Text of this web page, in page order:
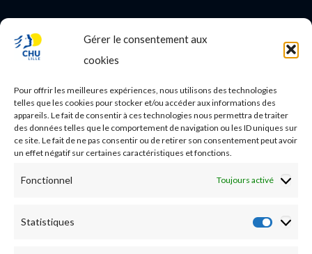
Gérer le consentement aux
cookies
Pour offrir les meilleures expériences, nous utilisons des technologies
telles que les cookies pour stocker et/ou accéder aux informations des
appareils. Le fait de consentir à ces technologies nous permettra de traiter
des données telles que le comportement de navigation ou les ID uniques sur
ce site. Le fait de ne pas consentir ou de retirer son consentement peut avoir
un effet négatif sur certaines caractéristiques et fonctions.
Fonctionnel Toujours activé
Statistiques
PROFESSIONNEL DE SANTE
Nos essais cliniques
Ecoles paramédicales